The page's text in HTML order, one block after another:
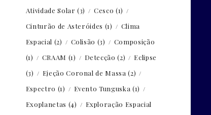
Atividade Solar (3) Cesco (1)
Cinturão de Asteróides (1)
Clima
Espacial (2) Colisão (3)
Composição
(1)
CRAAM (1) Detecção (2)
Eclipse
(3)
Ejeção Coronal de Massa (2)
Espectro (1) Evento Tunguska (1)
Exoplanetas (4)
Exploração Espacial